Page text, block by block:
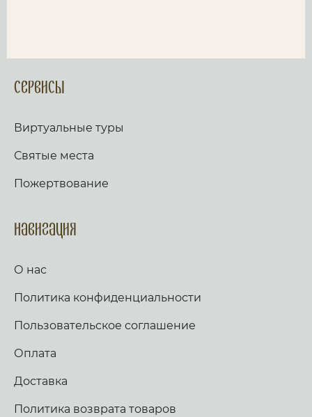
Сервисы
Виртуальные туры
Святые места
Пожертвование
Навигация
О нас
Политика конфиденциальности
Пользовательское соглашение
Оплата
Доставка
Политика возврата товаров